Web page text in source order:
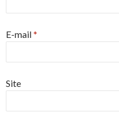
E-mail*
Site